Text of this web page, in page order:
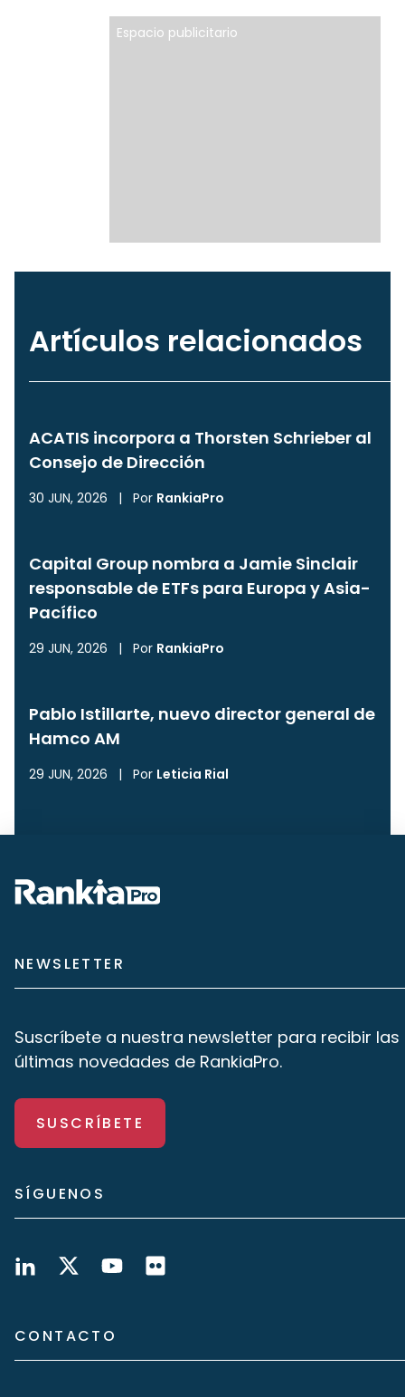
Espacio publicitario
Artículos relacionados
ACATIS incorpora a Thorsten Schrieber al
Consejo de Dirección
30 JUN, 2026 | Por RankiaPro
Capital Group nombra a Jamie Sinclair
responsable de ETFs para Europa y Asia-
Pacífico
29 JUN, 2026 | Por RankiaPro
Pablo Istillarte, nuevo director general de
Hamco AM
29 JUN, 2026 | Por Leticia Rial
NEWSLETTER
Suscríbete a nuestra newsletter para recibir las
últimas novedades de RankiaPro.
SUSCRÍBETE
SÍGUENOS
CONTACTO